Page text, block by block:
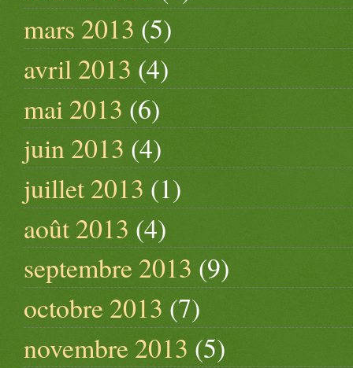
mars 2013 (5)
avril 2013 (4)
mai 2013 (6)
juin 2013 (4)
juillet 2013 (1)
août 2013 (4)
septembre 2013 (9)
octobre 2013 (7)
novembre 2013 (5)